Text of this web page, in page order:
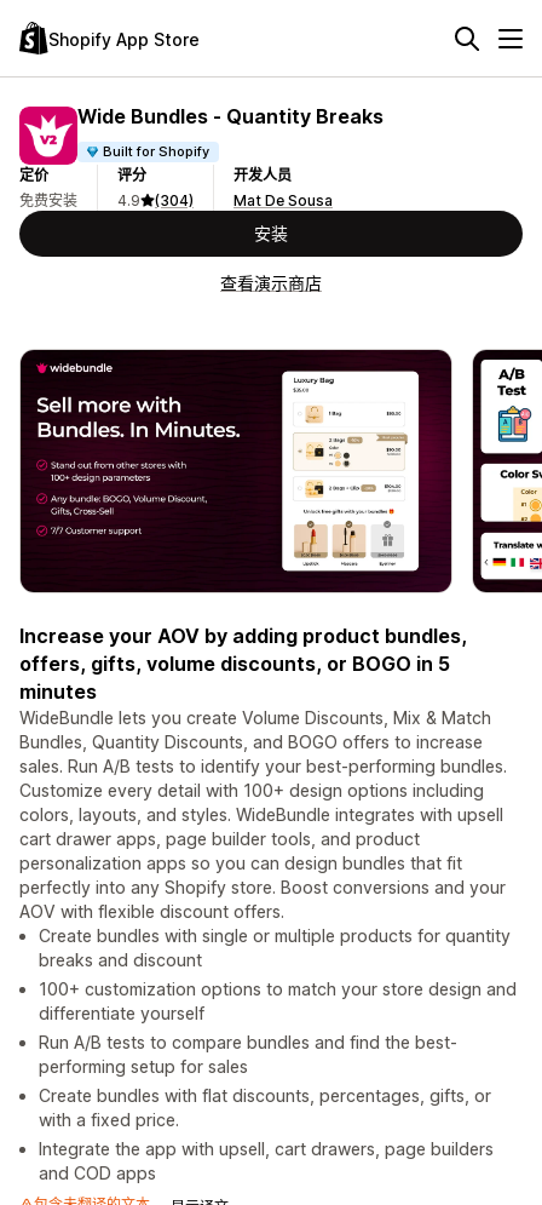
Shopify App Store
Wide Bundles ‑ Quantity Breaks
Built for Shopify
定价
免费安装
评分
4.9
(304)
开发人员
Mat De Sousa
安装
查看演示商店
Increase your AOV by adding product bundles,
offers, gifts, volume discounts, or BOGO in 5
minutes
WideBundle lets you create Volume Discounts, Mix & Match
Bundles, Quantity Discounts, and BOGO offers to increase
sales. Run A/B tests to identify your best-performing bundles.
Customize every detail with 100+ design options including
colors, layouts, and styles. WideBundle integrates with upsell
cart drawer apps, page builder tools, and product
personalization apps so you can design bundles that fit
perfectly into any Shopify store. Boost conversions and your
AOV with flexible discount offers.
Create bundles with single or multiple products for quantity
breaks and discount
100+ customization options to match your store design and
differentiate yourself
Run A/B tests to compare bundles and find the best-
performing setup for sales
Create bundles with flat discounts, percentages, gifts, or
with a fixed price.
Integrate the app with upsell, cart drawers, page builders
and COD apps